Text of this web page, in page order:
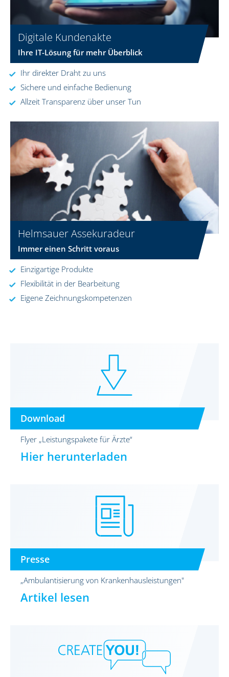
Digitale Kundenakte
Ihre IT-Lösung für mehr Überblick
Ihr direkter Draht zu uns
Sichere und einfache Bedienung
Allzeit Transparenz über unser Tun
Helmsauer Assekuradeur
Immer einen Schritt voraus
Einzigartige Produkte
Flexibilität in der Bearbeitung
Eigene Zeichnungskompetenzen
Download
Flyer „Leistungspakete für Ärzte“
Hier herunterladen
Presse
„Ambulantisierung von Krankenhausleistungen"
Artikel lesen